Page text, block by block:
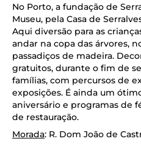
No Porto, a fundação de
Museu, pela Casa de
Aqui diversão para as
andar na copa das árvores,
passadiços de madeira.
gratuitos, durante o fim de
famílias, com percursos de
exposições. É ainda um
aniversário e programas de
de restauração.
Morada: R. Dom João de